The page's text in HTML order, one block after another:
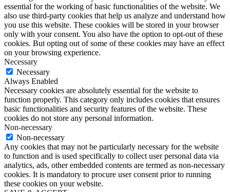
essential for the working of basic functionalities of the website. We
also use third-party cookies that help us analyze and understand how
you use this website. These cookies will be stored in your browser
only with your consent. You also have the option to opt-out of these
cookies. But opting out of some of these cookies may have an effect
on your browsing experience.
Necessary
Necessary
Always Enabled
Necessary cookies are absolutely essential for the website to
function properly. This category only includes cookies that ensures
basic functionalities and security features of the website. These
cookies do not store any personal information.
Non-necessary
Non-necessary
Any cookies that may not be particularly necessary for the website
to function and is used specifically to collect user personal data via
analytics, ads, other embedded contents are termed as non-necessary
cookies. It is mandatory to procure user consent prior to running
these cookies on your website.